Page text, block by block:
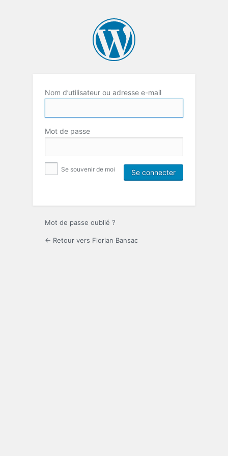
Nom d’utilisateur ou adresse e-mail
Mot de passe
Se souvenir de moi
Mot de passe oublié ?
← Retour vers Florian Bansac